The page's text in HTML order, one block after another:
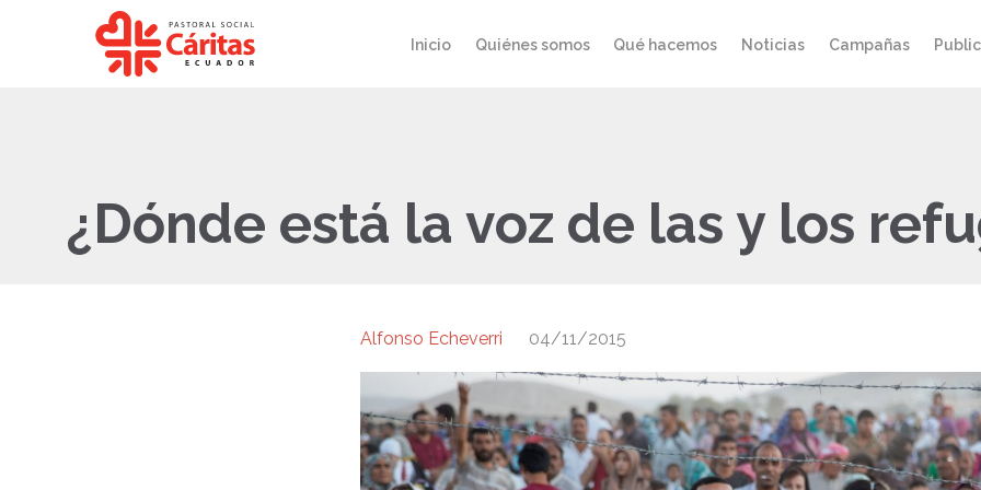
Inicio Quiénes somos Qué hacemos Noticias Campañas
¿Dónde está la voz de las y los
Alfonso Echeverri 04/11/2015